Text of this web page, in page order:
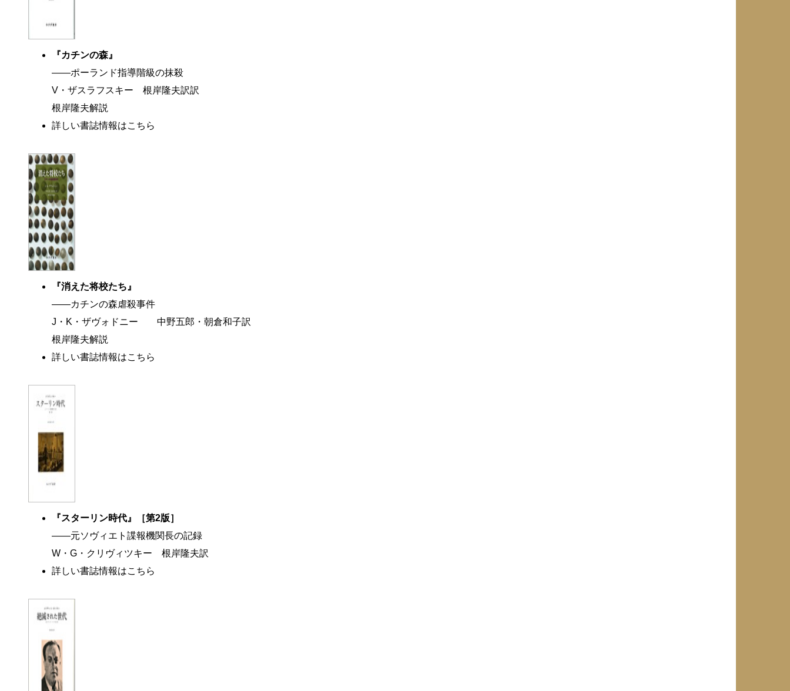
『カチンの森』
――ポーランド指導階級の抹殺
V・ザスラフスキー 根岸隆夫訳訳
根岸隆夫解説
詳しい書誌情報はこちら
『消えた将校たち』
――カチンの森虐殺事件
J・K・ザヴォドニー 中野五郎・朝倉和子訳
根岸隆夫解説
詳しい書誌情報はこちら
『スターリン時代』［第2版］
――元ソヴィエト諜報機関長の記録
W・G・クリヴィツキー 根岸隆夫訳
詳しい書誌情報はこちら